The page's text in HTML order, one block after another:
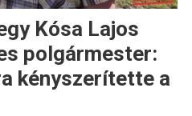
Kósa Lajos
polgármester:
kényszerítette a